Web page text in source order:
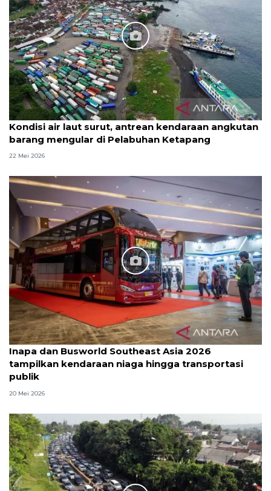
Kondisi air laut surut, antrean kendaraan angkutan
barang mengular di Pelabuhan Ketapang
22 Mei 2026
Inapa dan Busworld Southeast Asia 2026
tampilkan kendaraan niaga hingga transportasi
publik
20 Mei 2026